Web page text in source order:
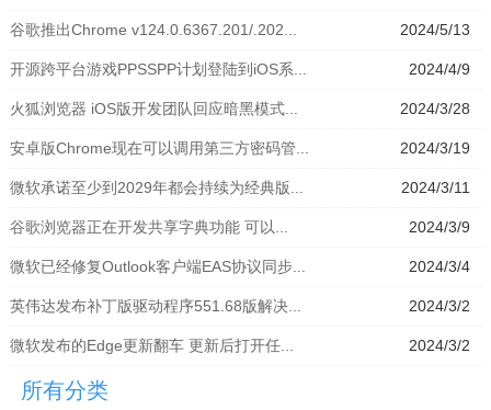
2024/5/13
谷歌推出Chrome v124.0.6367.201/.202...
2024/4/9
开源跨平台游戏PPSSPP计划登陆到iOS系...
2024/3/28
火狐浏览器 iOS版开发团队回应暗黑模式...
2024/3/19
安卓版Chrome现在可以调用第三方密码管...
2024/3/11
微软承诺至少到2029年都会持续为经典版...
2024/3/9
谷歌浏览器正在开发共享字典功能 可以...
2024/3/4
微软已经修复Outlook客户端EAS协议同步...
2024/3/2
英伟达发布补丁版驱动程序551.68版解决...
2024/3/2
微软发布的Edge更新翻车 更新后打开任...
所有分类